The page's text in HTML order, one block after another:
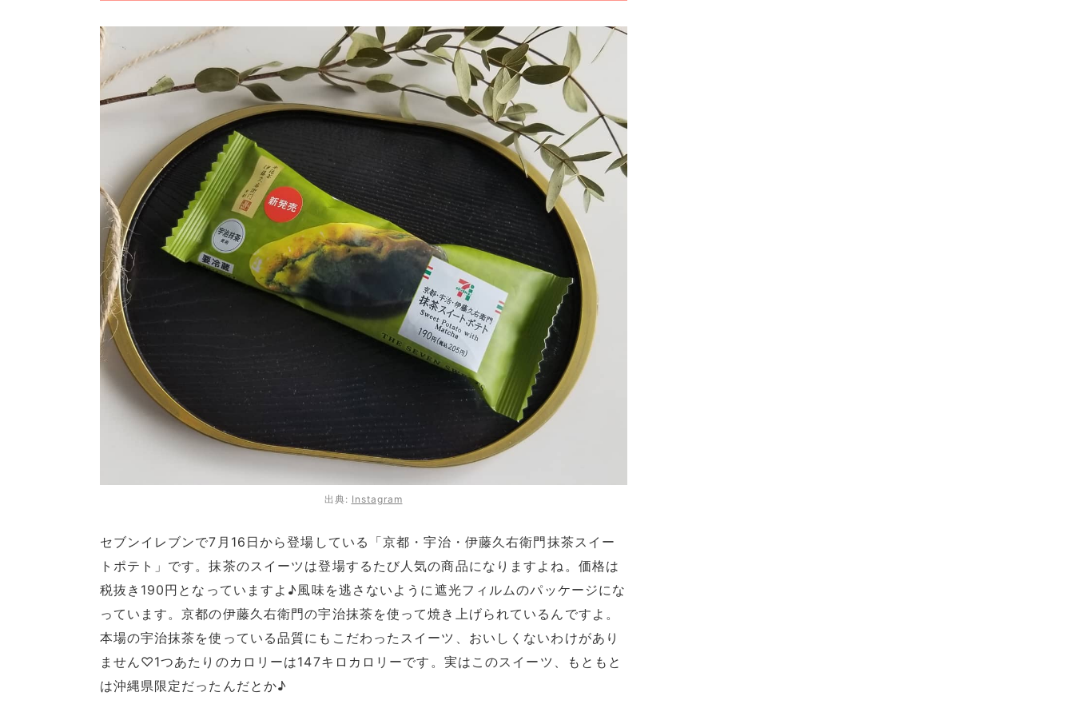
出典: Instagram
セブンイレブンで7月16日から登場している「京都・宇治・伊藤久右衛門抹茶スイー
トポテト」です。抹茶のスイーツは登場するたび人気の商品になりますよね。価格は
税抜き190円となっていますよ♪風味を逃さないように遮光フィルムのパッケージにな
っています。京都の伊藤久右衛門の宇治抹茶を使って焼き上げられているんですよ。
本場の宇治抹茶を使っている品質にもこだわったスイーツ、おいしくないわけがあり
ません♡1つあたりのカロリーは147キロカロリーです。実はこのスイーツ、もともと
は沖縄県限定だったんだとか♪